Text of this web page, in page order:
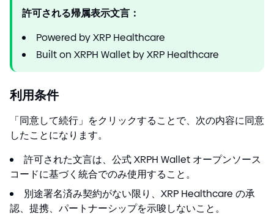
許可される帰属表示文言：
Powered by XRP Healthcare
Built on XRPH Wallet by XRP Healthcare
利用条件
「同意して続行」をクリックすることで、次の内容に同意
したことになります。
許可された文言は、公式 XRPH Wallet オープンソース
コードに基づく統合でのみ使用すること。
別途署名済み契約がない限り、XRP Healthcare の承
認、提携、パートナーシップを示唆しないこと。